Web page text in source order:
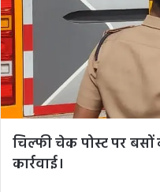
चिल्फी चेक पोस्ट पर
कार्रवाई।